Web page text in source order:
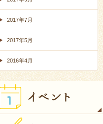
2017年7月
2017年5月
2016年4月